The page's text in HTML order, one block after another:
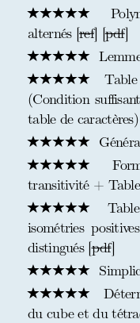
alternés [ref] [pdf]
(Condition
table de caractères)
transitivité + Table
isométries
distingués [pdf]
du cube et du